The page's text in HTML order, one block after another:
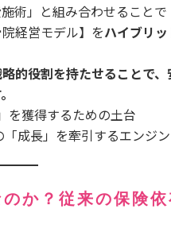
術」と組み合わせることで
経営モデル】をハイブリ
的役割を持たせることで
を獲得するための土台
成長」を牽引するエンジン
か？従来の保険